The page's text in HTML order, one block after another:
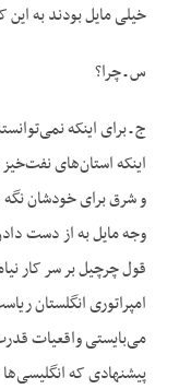
خیلی مایل بودند به این
س ـ چرا؟
ج ـ برای اینکه
اینکه استان‌های
و شرق برای خودشان
وجه مایل به از دست
قول چرچیل بر سر کار
امپراتوری انگلستان
می‌بایستی واقعیات
پیشنهادی که